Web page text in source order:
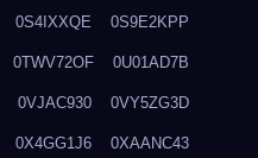
0S4IXXQE 0S9E2KPP
0TWV72OF 0U01AD7B
0VJAC930 0VY5ZG3D
0X4GG1J6 0XAANC43